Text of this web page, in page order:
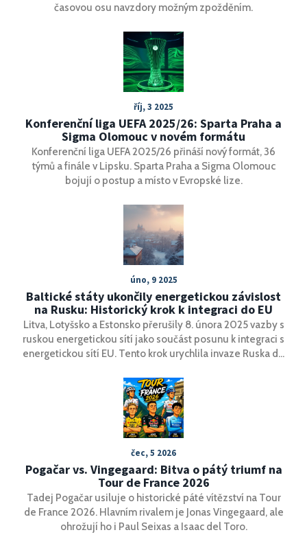
časovou osu navzdory možným zpožděním.
říj, 3 2025
Konferenční liga UEFA 2025/26: Sparta Praha a
Sigma Olomouc v novém formátu
Konferenční liga UEFA 2025/26 přináší nový formát, 36
týmů a finále v Lipsku. Sparta Praha a Sigma Olomouc
bojují o postup a místo v Evropské lize.
úno, 9 2025
Baltické státy ukončily energetickou závislost
na Rusku: Historický krok k integraci do EU
Litva, Lotyšsko a Estonsko přerušily 8. února 2025 vazby s
ruskou energetickou sítí jako součást posunu k integraci s
energetickou sítí EU. Tento krok urychlila invaze Ruska do
energetický systém. Předsedkyně Evropské komise Ursula
von der Leyen se účastnila ceremonií ve Vilniusu.
čec, 5 2026
Pogačar vs. Vingegaard: Bitva o pátý triumf na
Tour de France 2026
Tadej Pogačar usiluje o historické páté vítězství na Tour
de France 2026. Hlavním rivalem je Jonas Vingegaard, ale
ohrožují ho i Paul Seixas a Isaac del Toro.